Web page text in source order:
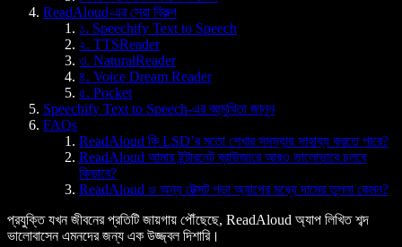
ReadAloud-এর সেরা বিকল্প
১. Speechify Text to Speech
২. TTSReader
৩. NaturalReader
৪. Voice Dream Reader
৫. Pocket
Speechify Text to Speech-এর বহুমুখিতা জানুন
FAQs
ReadAloud কি LSD’র মতো শেখার সমস্যায় সাহায্য করতে পারে?
ReadAloud আমার ইন্টারনেট ব্রাউজারে আরও ভালোভাবে চলবে
কিভাবে?
ReadAloud ও অন্য টেক্সট পড়া অ্যাপের মধ্যে দামের তুলনা কেমন?
প্রযুক্তি যখন জীবনের প্রতিটি জায়গায় পৌঁছেছে, ReadAloud অ্যাপ লিখিত শব্দ
ভালোবাসেন এমনদের জন্য এক উজ্জ্বল দিশারি।